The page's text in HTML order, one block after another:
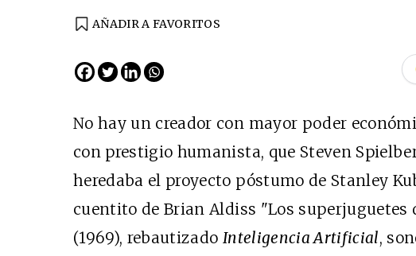
AÑADIR A FAVORITOS
No hay un creador con mayor poder
con prestigio humanista, que Steven
heredaba el proyecto póstumo de Stanley
cuentito de Brian Aldiss "Los superjuguetes
(1969), rebautizado Inteligencia Artificial,